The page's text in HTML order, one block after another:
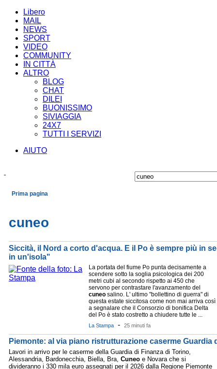
Libero
MAIL
NEWS
SPORT
VIDEO
COMMUNITY
IN CITTÀ
ALTRO
BLOG
CHAT
DILEI
BUONISSIMO
SIVIAGGIA
24X7
TUTTI I SERVIZI
AIUTO
Prima pagina
cuneo
Siccità, il Nord a corto d'acqua. E il Po è sempre più in
in un'isola"
La portata del fiume Po punta decisamente a
scendere sotto la soglia psicologica dei 200
metri cubi al secondo rispetto ai 450 che
servono per contrastare l'avanzamento del
cuneo salino. L' ultimo "bollettino di guerra" di
questa estate siccitosa come non mai arriva così
a segnalare che il Consorzio di bonifica Delta
del Po è stato costretto a chiudere tutte le ...
La Stampa - 25 minuti fa
Piemonte: al via piano ristrutturazione caserme Guardia
Lavori in arrivo per le caserme della Guardia di Finanza di Torino,
Alessandria, Bardonecchia, Biella, Bra, Cuneo e Novara che si
divideranno i 330 mila euro assegnati per il 2026 dalla Regione Piemonte